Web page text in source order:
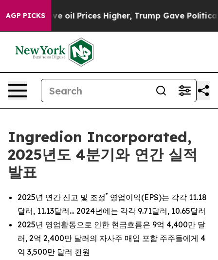
AGP PICKS
Prices Higher, Trump Gave Politically
Ingredion Incorporated,
2025년도 4분기와 연간 실적
발표
2025년 연간 신고 및 조정* 영업이익(EPS)는 각각 11.18
달러, 11.13달러… 2024년에는 각각 9.71달러, 10.65달러
2025년 영업활동으로 인한 현금흐름은 9억 4,400만 달
러, 2억 2,400만 달러의 자사주 매입 포함 주주들에게 4
억 3,500만 달러 환원